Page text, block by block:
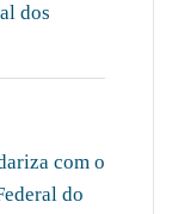
dos
com o
do